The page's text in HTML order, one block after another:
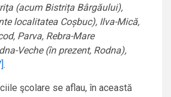
(acum Bistrița Bârgăului),
localitatea Coșbuc), Ilva-Mică,
Parva, Rebra-Mare
Veche (în prezent, Rodna),
.
şcolare se aflau, în această